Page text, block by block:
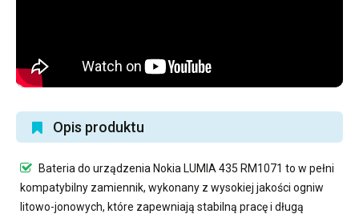
Opis produktu
Bateria do urządzenia Nokia LUMIA 435 RM1071 to w pełni
kompatybilny zamiennik, wykonany z wysokiej jakości ogniw
litowo-jonowych, które zapewniają stabilną pracę i długą